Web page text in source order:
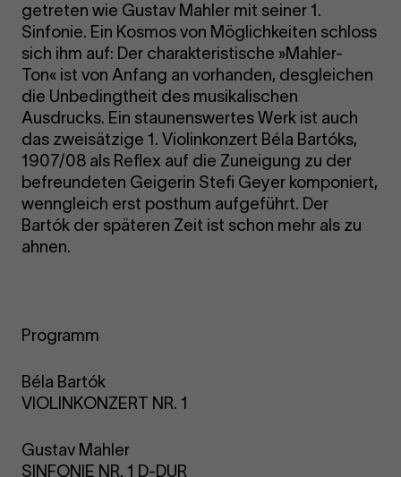
getreten wie Gustav Mahler mit seiner 1.
Sinfonie. Ein Kosmos von Möglichkeiten schloss
sich ihm auf: Der charakteristische »Mahler-
Ton« ist von Anfang an vorhanden, desgleichen
die Unbedingtheit des musikalischen
Ausdrucks. Ein staunenswertes Werk ist auch
das zweisätzige 1. Violinkonzert Béla Bartóks,
1907/08 als Reflex auf die Zuneigung zu der
befreundeten Geigerin Stefi Geyer komponiert,
wenngleich erst posthum aufgeführt. Der
Bartók der späteren Zeit ist schon mehr als zu
ahnen.
Programm
Béla Bartók
VIOLINKONZERT NR. 1
Gustav Mahler
SINFONIE NR. 1 D-DUR